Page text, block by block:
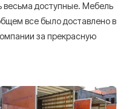
весьма доступные. Мебель
все было доставлено в
за прекрасную